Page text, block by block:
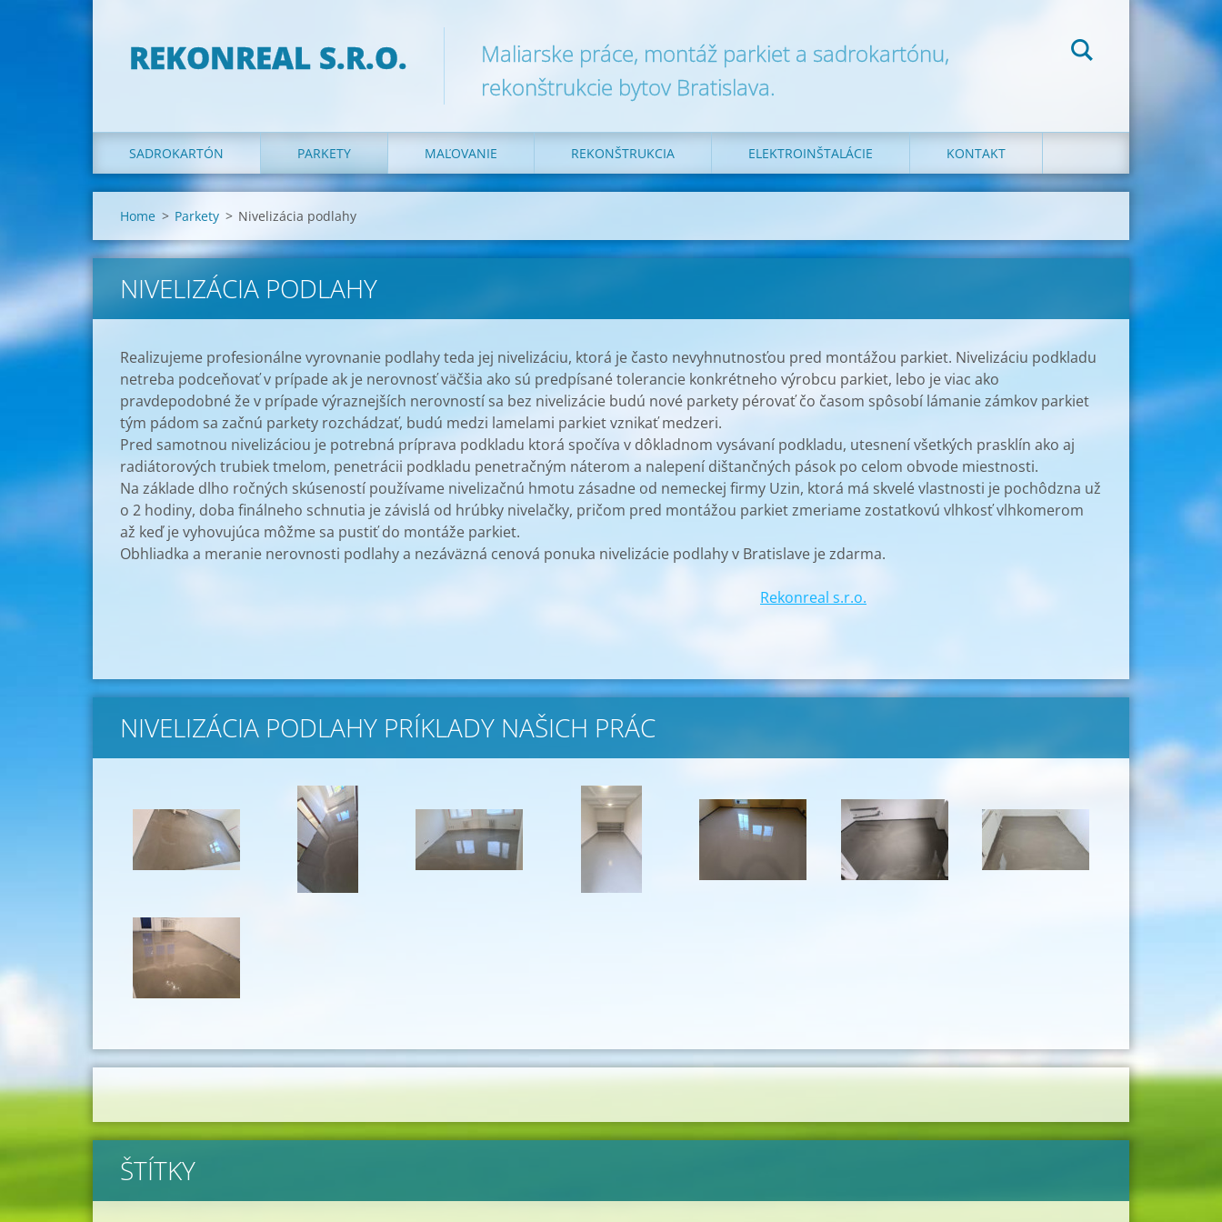
REKONREAL S.R.O.
Maliarske práce, montáž parkiet a sadrokartónu,
rekonštrukcie bytov Bratislava.
SADROKARTÓN PARKETY MAĽOVANIE REKONŠTRUKCIA ELEKTROINŠTALÁCIE KONTAKT
Home > Parkety > Nivelizácia podlahy
NIVELIZÁCIA PODLAHY
Realizujeme profesionálne vyrovnanie podlahy teda jej nivelizáciu, ktorá je často nevyhnutnosťou pred montážou parkiet. Nivelizáciu podkladu
netreba podceňovať v prípade ak je nerovnosť väčšia ako sú predpísané tolerancie konkrétneho výrobcu parkiet, lebo je viac ako
pravdepodobné že v prípade výraznejších nerovností sa bez nivelizácie budú nové parkety pérovať čo časom spôsobí lámanie zámkov parkiet
tým pádom sa začnú parkety rozchádzať, budú medzi lamelami parkiet vznikať medzeri.
Pred samotnou nivelizáciou je potrebná príprava podkladu ktorá spočíva v dôkladnom vysávaní podkladu, utesnení všetkých prasklín ako aj
radiátorových trubiek tmelom, penetrácii podkladu penetračným náterom a nalepení dištančných pások po celom obvode miestnosti.
Na základe dlho ročných skúseností používame nivelizačnú hmotu zásadne od nemeckej firmy Uzin, ktorá má skvelé vlastnosti je pochôdzna už
o 2 hodiny, doba finálneho schnutia je závislá od hrúbky nivelačky, pričom pred montážou parkiet zmeriame zostatkovú vlhkosť vlhkomerom
až keď je vyhovujúca môžme sa pustiť do montáže parkiet.
Obhliadka a meranie nerovnosti podlahy a nezáväzná cenová ponuka nivelizácie podlahy v Bratislave je zdarma.
Rekonreal s.r.o.
NIVELIZÁCIA PODLAHY PRÍKLADY NAŠICH PRÁC
ŠTÍTKY